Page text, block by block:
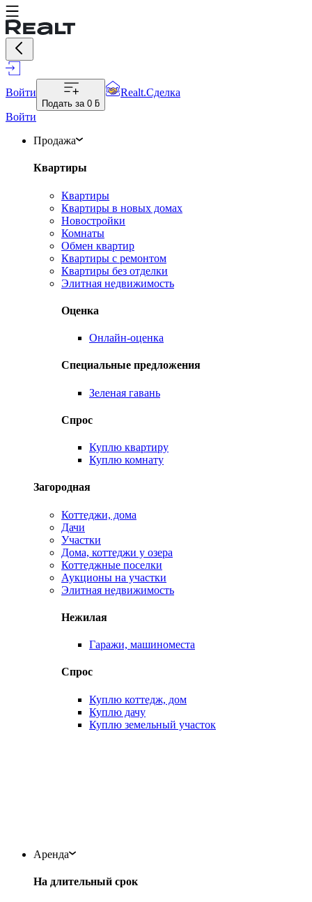
Войти
Подать за 0 ƃ
Realt.Сделка
Войти
Продажа
Квартиры
Квартиры
Квартиры в новых домах
Новостройки
Комнаты
Обмен квартир
Квартиры с ремонтом
Квартиры без отделки
Элитная недвижимость
Оценка
Онлайн-оценка
Специальные предложения
Зеленая гавань
Спрос
Куплю квартиру
Куплю комнату
Загородная
Коттеджи, дома
Дачи
Участки
Дома, коттеджи у озера
Коттеджные поселки
Аукционы на участки
Элитная недвижимость
Нежилая
Гаражи, машиноместа
Спрос
Куплю коттедж, дом
Куплю дачу
Куплю земельный участок
Аренда
На длительный срок